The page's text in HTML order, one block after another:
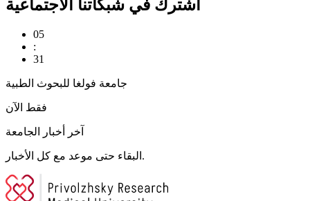
اشترك في شبكاتنا الاجتماعية
05
:
31
جامعة فولغا للبحوث الطبية
فقط الآن
آخر أخبار الجامعة
البقاء حتى موعد مع كل الأخبار.